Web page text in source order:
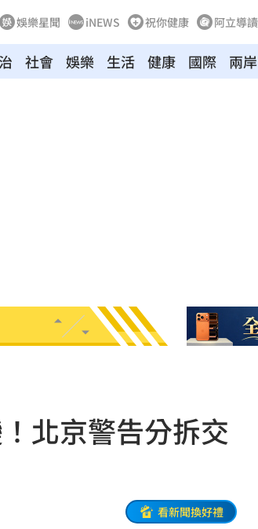
娛樂星聞 iNEWS 祝你健康 阿立導讀
社會 娛樂 生活 健康 國際 兩岸
北京警告分拆交
看新聞換好禮